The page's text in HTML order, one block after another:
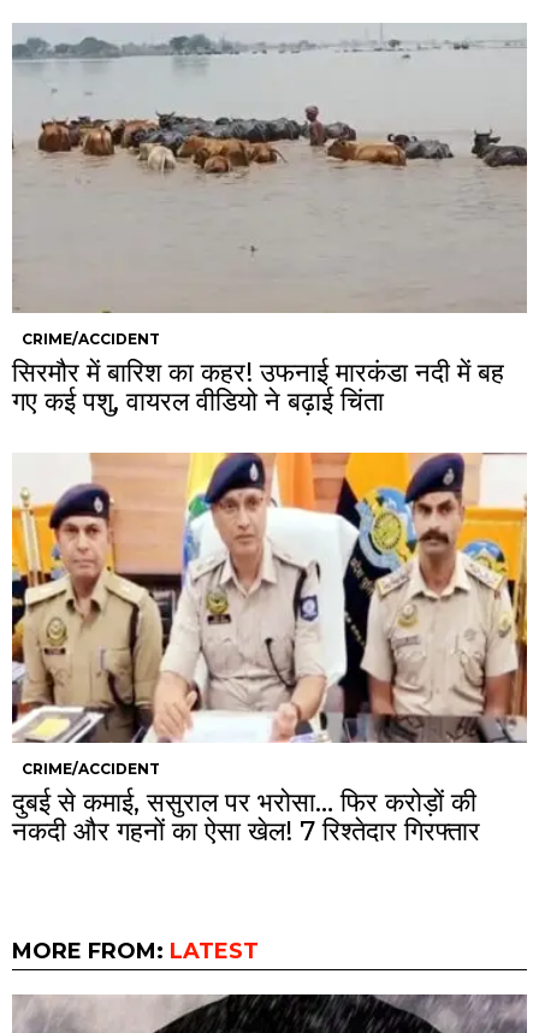
CRIME/ACCIDENT
सिरमौर में बारिश का कहर! उफनाई मारकंडा नदी में बह
गए कई पशु, वायरल वीडियो ने बढ़ाई चिंता
CRIME/ACCIDENT
दुबई से कमाई, ससुराल पर भरोसा… फिर करोड़ों की
नकदी और गहनों का ऐसा खेल! 7 रिश्तेदार गिरफ्तार
MORE FROM: LATEST